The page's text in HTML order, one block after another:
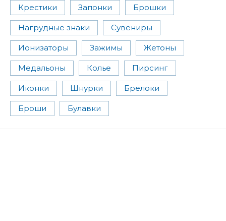
Крестики Запонки Брошки
Нагрудные знаки Сувениры
Ионизаторы Зажимы Жетоны
Медальоны Колье Пирсинг
Иконки Шнурки Брелоки
Броши Булавки